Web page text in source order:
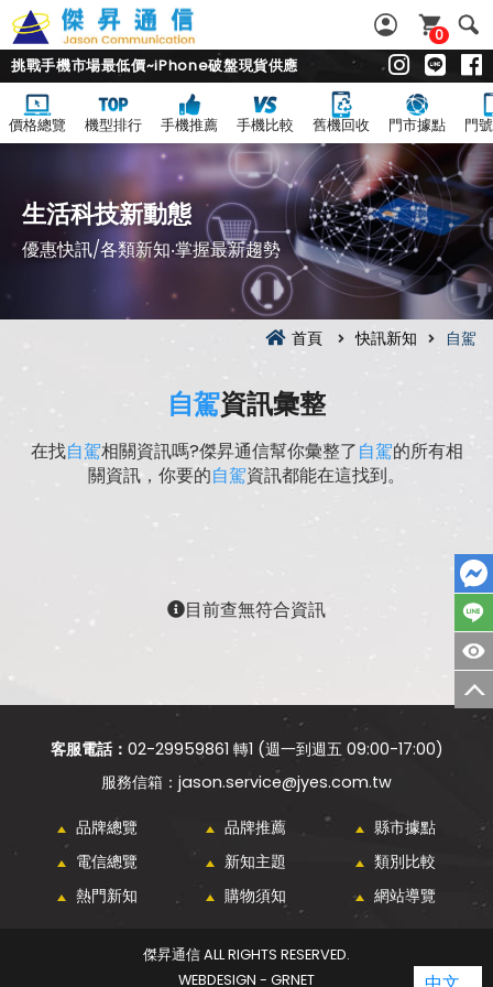
0
挑戰手機市場最低價~iPhone破盤現貨供應
價格總覽 機型排行 手機推薦 手機比較 舊機回收 門市據點 門
生活科技新動態
優惠快訊/各類新知‧掌握最新趨勢
首頁 快訊新知 自駕
自駕資訊彙整
在找自駕相關資訊嗎?傑昇通信幫你彙整了自駕的所有相
關資訊，你要的自駕資訊都能在這找到。
目前查無符合資訊
客服電話： 02-29959861 轉1 (週一到週五 09:00-17:00)
jason.service@jyes.com.tw
品牌總覽 品牌推薦
縣市據點
電信總覽
新知主題
類別比較
熱門新知
購物須知 網站導覽
傑昇通信 ALL RIGHTS RESERVED.
WEBDESIGN - GRNET